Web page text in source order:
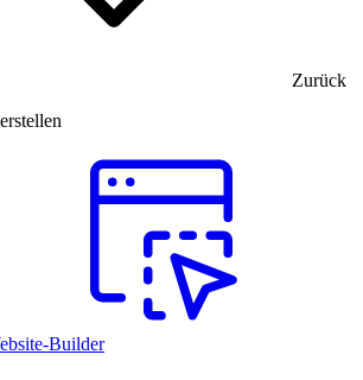
Zurück
Builder